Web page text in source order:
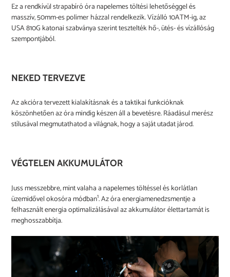
Ez a rendkívül strapabíró óra napelemes töltési lehetőséggel és
masszív, 50mm-es polimer házzal rendelkezik. Vízálló 10ATM-ig, az
USA 810G katonai szabványa szerint tesztelték hő-, ütés- és vízállóság
szempontjából.
NEKED TERVEZVE
Az akcióra tervezett kialakításnak és a taktikai funkcióknak
köszönhetően az óra mindig készen áll a bevetésre. Ráadásul merész
stílusával megmutathatod a világnak, hogy a saját utadat járod.
VÉGTELEN AKKUMULÁTOR
Juss messzebbre, mint valaha a napelemes töltéssel és korlátlan
üzemidővel okosóra módban1. Az óra energiamenedzsmentje a
felhasznált energia optimalizálásával az akkumulátor élettartamát is
meghosszabbítja.